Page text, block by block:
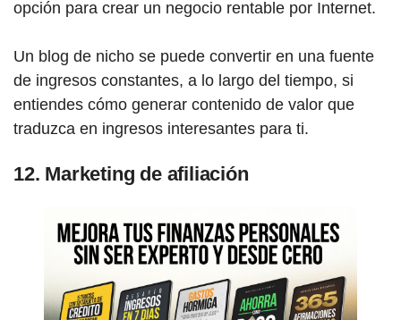
opción para crear un negocio rentable por Internet.
Un blog de nicho se puede convertir en una fuente
de ingresos constantes, a lo largo del tiempo, si
entiendes cómo generar contenido de valor que
traduzca en ingresos interesantes para ti.
12. Marketing de afiliación